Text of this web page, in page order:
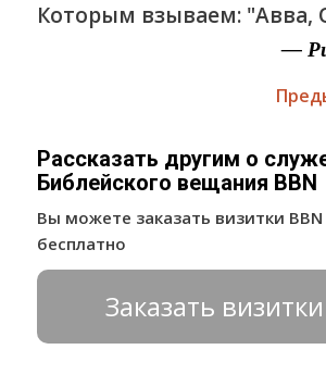
Которым взываем: "Авва,
—
Рассказать другим о
Библейского вещания BBN
Вы можете заказать визитки
бесплатно
Заказать